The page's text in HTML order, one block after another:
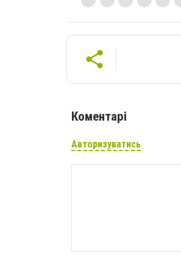
Коментарі
Авторизуватись